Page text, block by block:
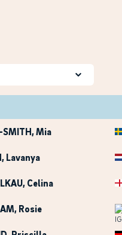
SMITH, Mia
, Lavanya
, Celina
, Rosie